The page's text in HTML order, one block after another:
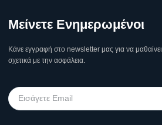
Μείνετε Ενημερωμένοι
Κάνε εγγραφή στο newsletter μας για να
σχετικά με την ασφάλεια.